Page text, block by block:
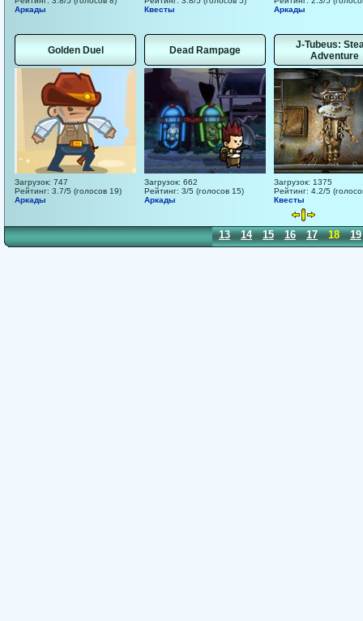
Аркады
Квесты
Аркады
Golden Duel
Загрузок: 747
Рейтинг: 3.7/5 (голосов 19)
Аркады
Dead Rampage
Загрузок: 662
Рейтинг: 3/5 (голосов 15)
Аркады
J-Tubeus:
Adventure
Загрузок: 1375
Рейтинг: 4.2/5
Квесты
1 2 3 4 5 6 7 8 9 10 11 12 13 14 15 16 17 18 19